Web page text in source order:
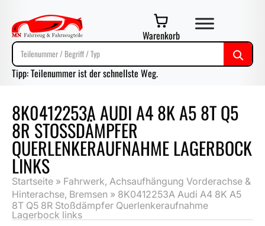
Warenkorb
Tipp: Teilenummer ist der schnellste Weg.
8K0412253A AUDI A4 8K A5 8T Q5
8R STOSSDÄMPFER Q
UERLENKERAUFNAHME LAGERBOCK L
INKS
Startseite » Fahrwerk, Achsaufhängung Vorderachse &
Hinterachse, Bremsen » 8K0412253A Audi A4 8K A5
8T Q5 8R Stoßdämpfer Querlenkeraufnahme
Lagerbock links